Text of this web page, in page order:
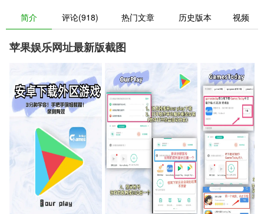
简介 评论(918) 热门文章 历史版本 视频
苹果娱乐网址最新版截图